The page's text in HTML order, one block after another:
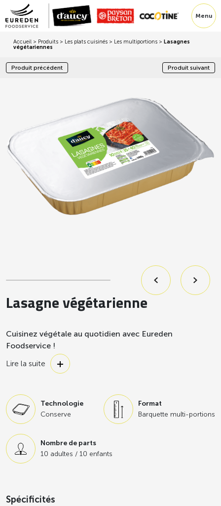
Menu
Accueil > Produits > Les plats cuisinés > Les multiportions > Lasagnes
végétariennes
Produit précédent Produit suivant
Lasagne végétarienne
Cuisinez végétale au quotidien avec Eureden
Foodservice !
Découvrez nos plats cuisinés végétariens d’aucy, des
recettes gourmandes et traditionnelles qui réveilleront vos
nombreuses recettes sont proposées par notre équipe
Eureden Foodservice.
Lire la suite
Technologie
Conserve
Format
Barquette multi-portions
Nombre de parts
10 adultes / 10 enfants
Spécificités